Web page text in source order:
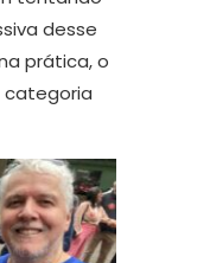
desse
prática, o
categoria